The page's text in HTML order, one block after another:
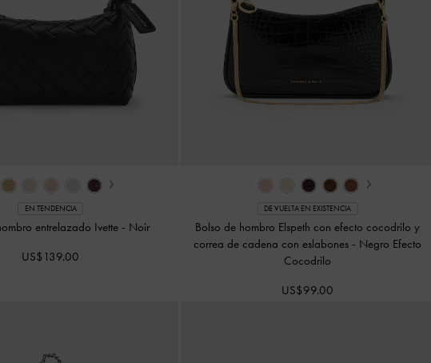
›
EN TENDENCIA
entrelazado Ivette - Noir
US$139.00
›
DE VUELTA EN EXISTENCIA
Bolso de hombro Elspeth con efecto cocodrilo y
correa de cadena con eslabones - Negro Efecto
Cocodrilo
US$99.00